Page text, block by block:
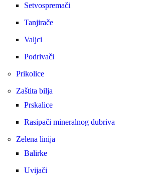
Setvospremači
Tanjirače
Valjci
Podrivači
Prikolice
Zaštita bilja
Prskalice
Rasipači mineralnog đubriva
Zelena linija
Balirke
Uvijači